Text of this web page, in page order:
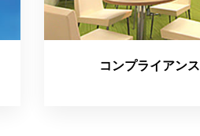
コンプライアンス